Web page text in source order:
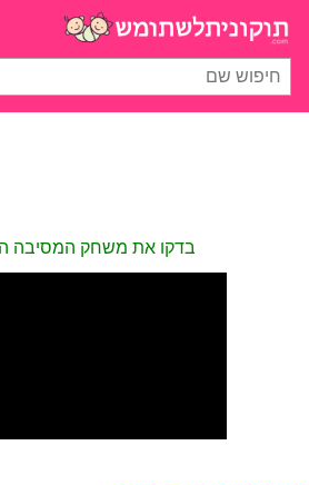
בדקו את משחק המסיבה